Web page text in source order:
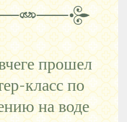
прошел
класс по
на воде